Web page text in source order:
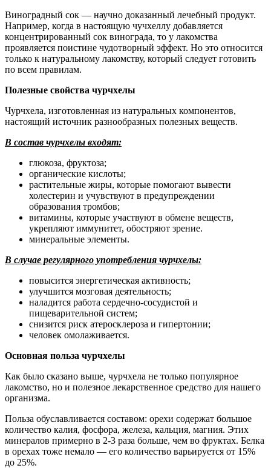
Виноградный сок — научно доказанный лечебный продукт.
Например, когда в настоящую чучхеллу добавляется
концентрированный сок винограда, то у лакомства
проявляется поистине чудотворный эффект. Но это относится
только к натуральному лакомству, который следует готовить
по всем правилам.
Полезные свойства чурчхелы
Чурчхела, изготовленная из натуральных компонентов,
настоящий источник разнообразных полезных веществ.
В состав чурчхелы входят:
глюкоза, фруктоза;
органические кислоты;
растительные жиры, которые помогают вывести
холестерин и учувствуют в предупреждении
образования тромбов;
витамины, которые участвуют в обмене веществ,
укрепляют иммунитет, обостряют зрение.
минеральные элементы.
В случае регулярного употребления чурчхелы:
повысится энергетическая активность;
улучшится мозговая деятельность;
наладится работа сердечно-сосудистой и
пищеварительной систем;
снизится риск атеросклероза и гипертонии;
человек омолаживается.
Основная польза чурчхелы
Как было сказано выше, чурчхела не только популярное
лакомство, но и полезное лекарственное средство для нашего
организма.
Польза обуславливается составом: орехи содержат большое
количество калия, фосфора, железа, кальция, магния. Этих
минералов примерно в 2-3 раза больше, чем во фруктах. Белка
в орехах тоже немало — его количество варьируется от 15%
до 25%.